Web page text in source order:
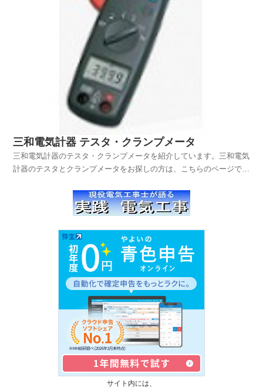
三和電気計器 テスタ・クランプメータ
三和電気計器のテスタ・クランプメータを紹介しています。三和電気
計器のテスタとクランプメータをお探しの方は、こちらのページで主
で、探してるものが簡単に見つかると思います。なお、各テスタやク
ランプメータの詳しい仕様は、最後に三和電気計器のWe...
サイト内には、